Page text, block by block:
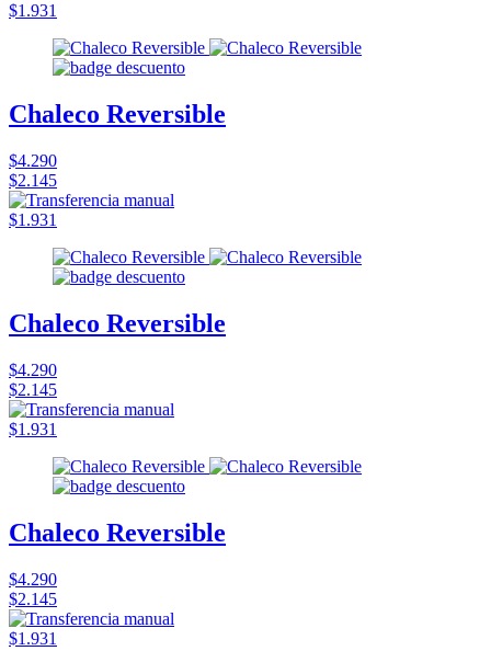
$1.931
Chaleco Reversible
$4.290
$2.145
$1.931
Chaleco Reversible
$4.290
$2.145
$1.931
Chaleco Reversible
$4.290
$2.145
$1.931